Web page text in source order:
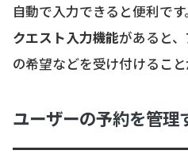
自動で入力できると便利で
クエスト入力機能があると
の希望などを受け付けること
ユーザーの予約を管理